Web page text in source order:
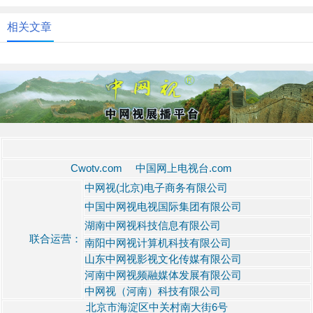
相关文章
Cwotv.com 中国网上电视台.com
联合运营：
中网视(北京)电子商务有限公司
中国中网视电视国际集团有限公司
湖南中网视科技信息有限公司
南阳中网视计算机科技有限公司
山东中网视影视文化传媒有限公司
河南中网视频融媒体发展有限公司
中网视（河南）科技有限公司
北京市海淀区中关村南大街6号